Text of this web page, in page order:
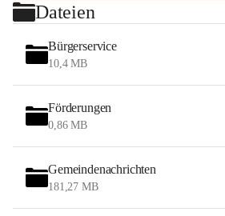
Dateien
Bürgerservice
10,4 MB
Förderungen
0,86 MB
Gemeindenachrichten
181,27 MB